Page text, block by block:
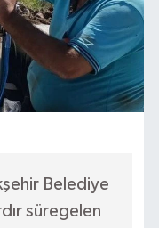
Belediye
süregelen